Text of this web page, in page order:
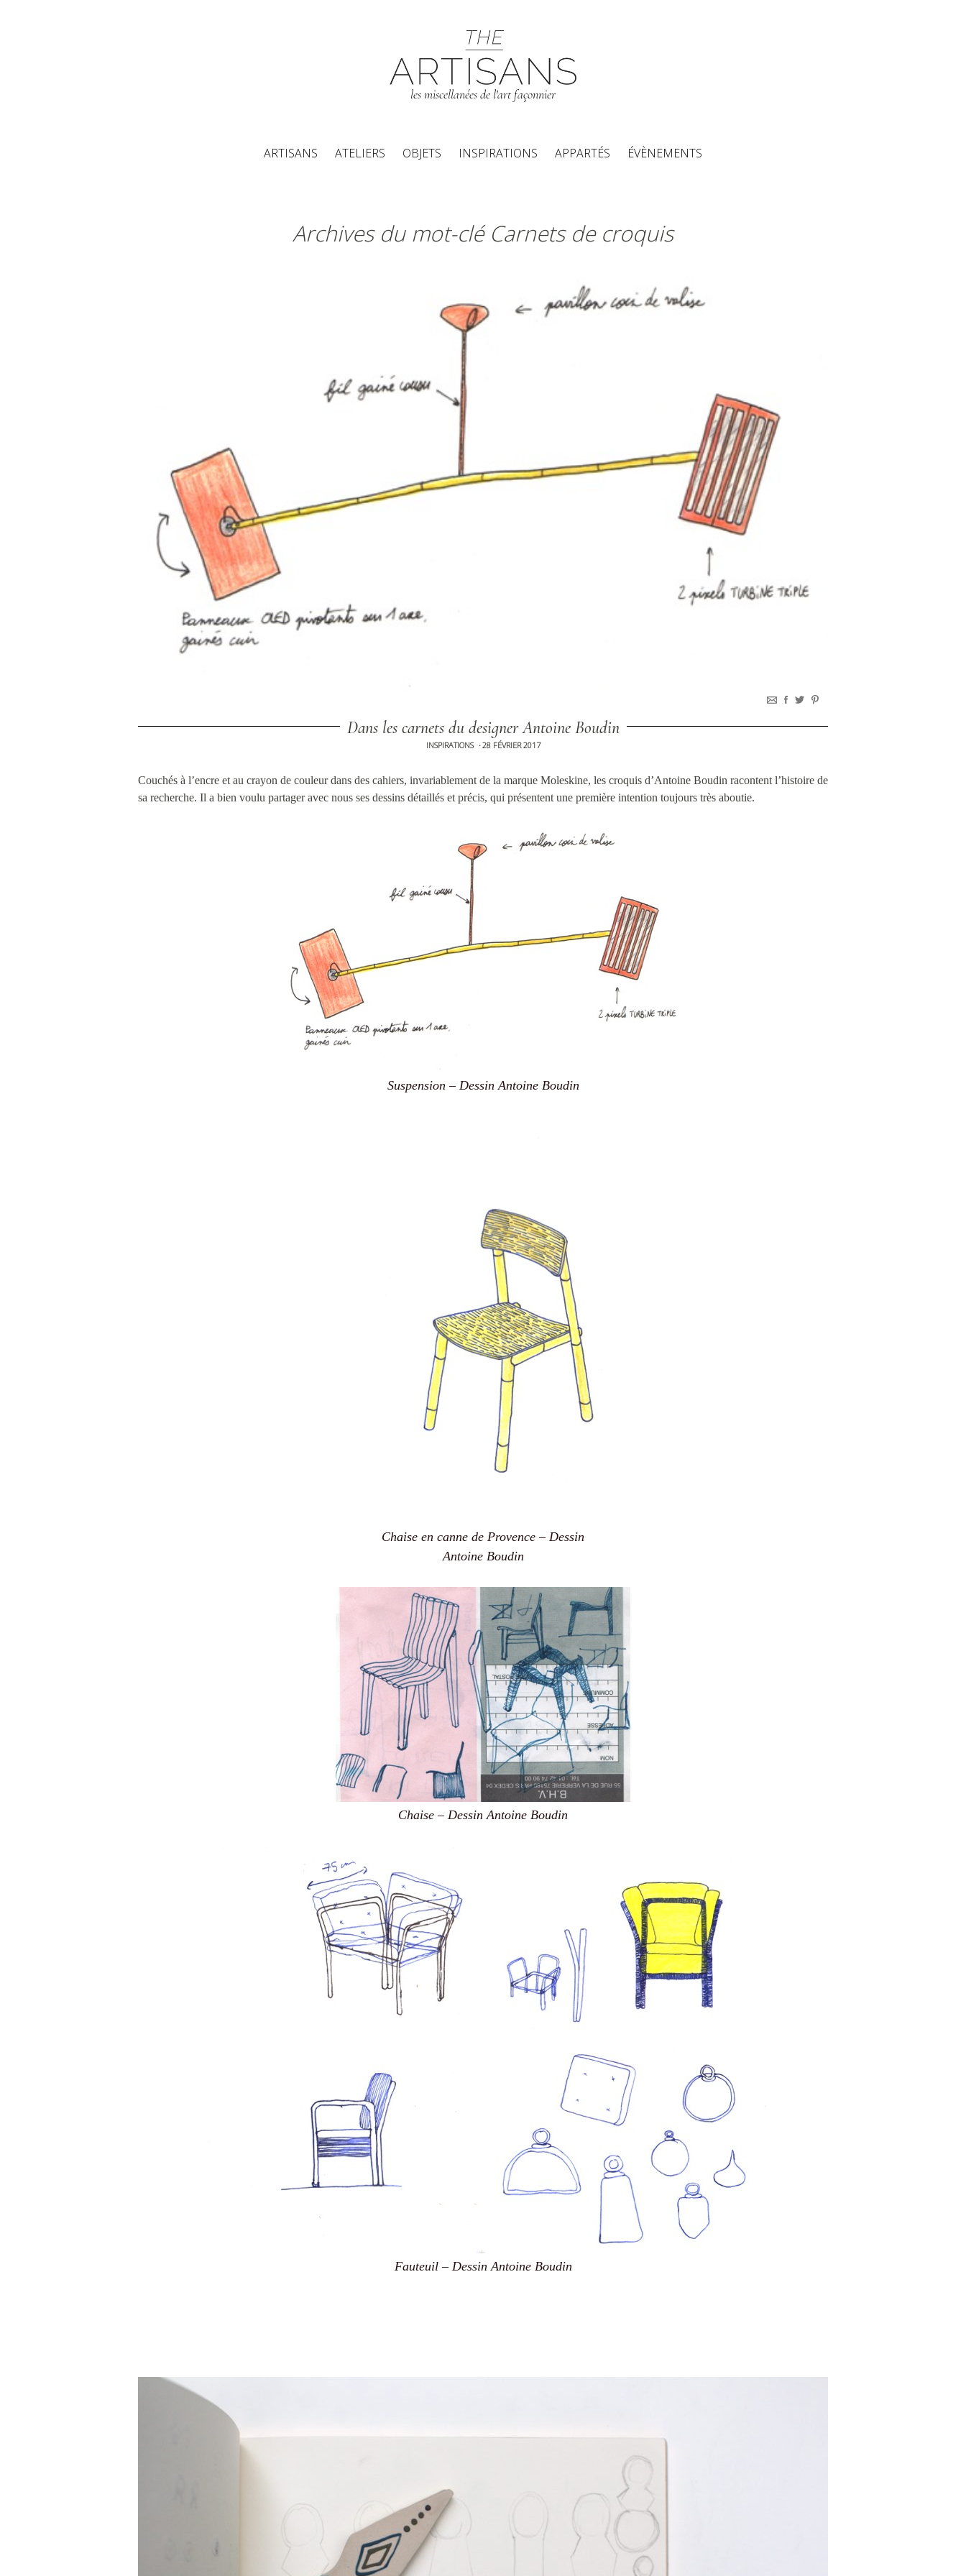
les miscellanées de l'art façonnier
Aller au contenu principal
ARTISANS ATELIERS OBJETS INSPIRATIONS APPARTÉS ÉVÈNEMENTS
Archives du mot-clé Carnets de croquis
Dans les carnets du designer Antoine Boudin
INSPIRATIONS •28 FÉVRIER 2017
Couchés à l’encre et au crayon de couleur dans des cahiers, invariablement de la marque Moleskine, les croquis d’Antoine Boudin racontent l’histoire de
sa recherche. Il a bien voulu partager avec nous ses dessins détaillés et précis, qui présentent une première intention toujours très aboutie.
Suspension – Dessin Antoine Boudin
Chaise en canne de Provence – Dessin
Antoine Boudin
Chaise – Dessin Antoine Boudin
Fauteuil – Dessin Antoine Boudin